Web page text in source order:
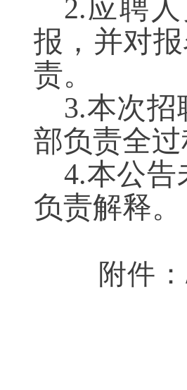
2.应聘
报，并对
责。
3.本次
部负责全
4.本公告
负责解释。
附件：